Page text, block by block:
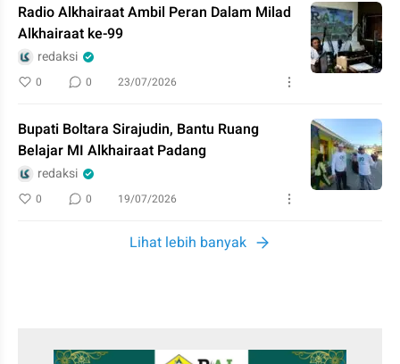
Radio Alkhairaat Ambil Peran Dalam Milad
Alkhairaat ke-99
redaksi
0 0 23/07/2026
Bupati Boltara Sirajudin, Bantu Ruang
Belajar MI Alkhairaat Padang
redaksi
0 0 19/07/2026
Lihat lebih banyak